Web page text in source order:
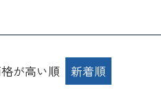
が高い順 新着順